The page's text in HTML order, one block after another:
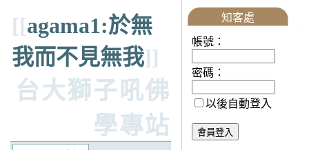
[[agama1:於無
我而不見無我]]
台大獅子吼佛
學專站
知客處
帳號：
密碼：
以後自動登入